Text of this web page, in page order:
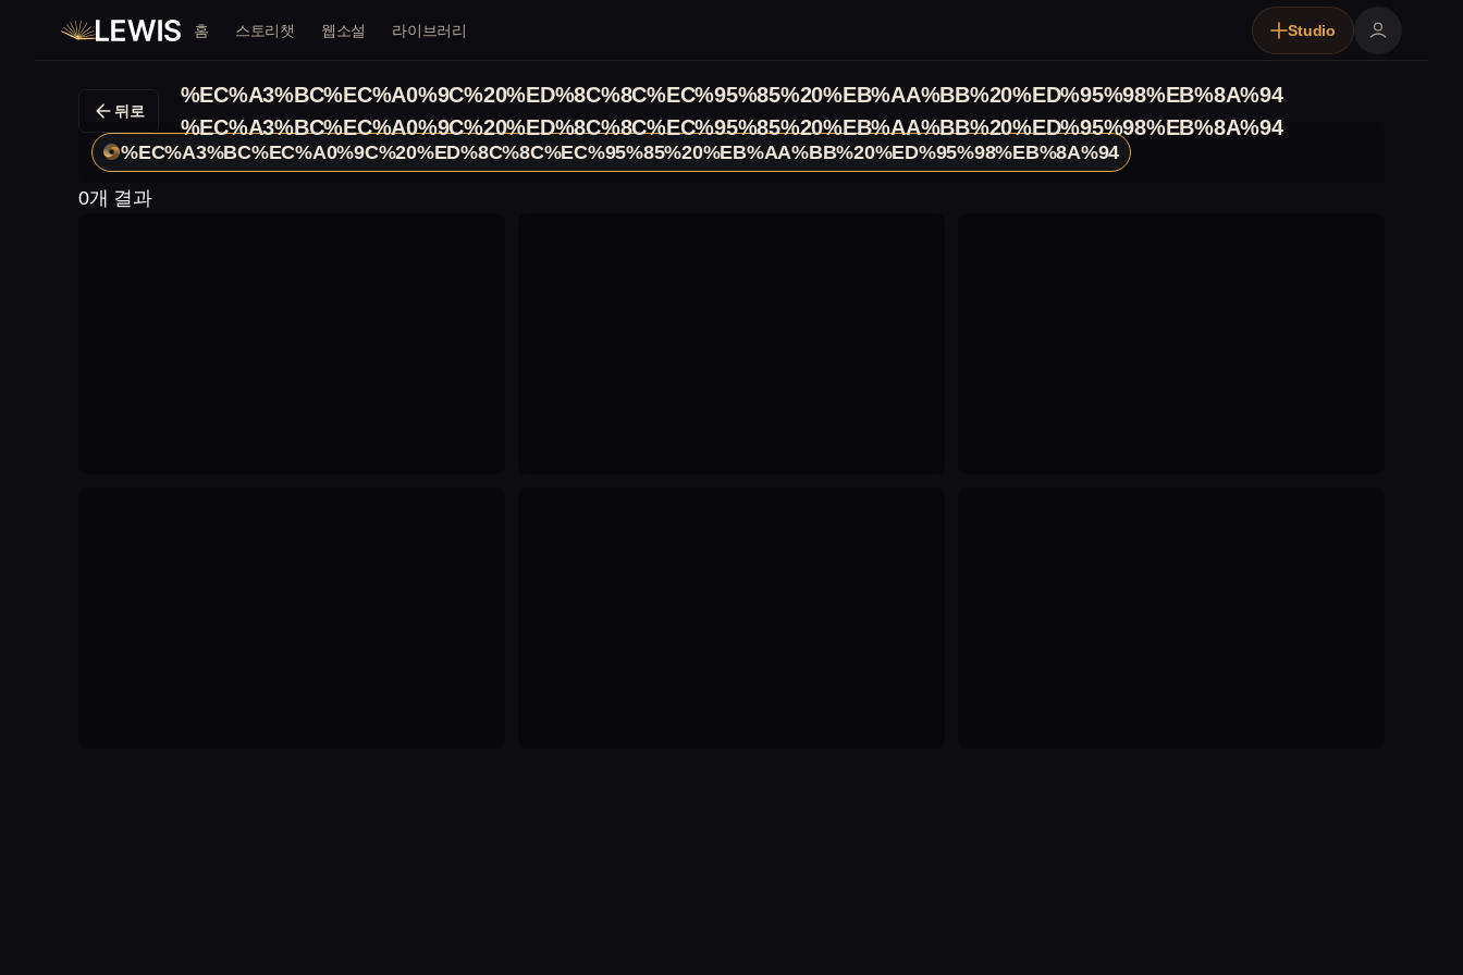
홈 스토리챗 웹소설 라이브러리 Studio
뒤로
%EC%A3%BC%EC%A0%9C%20%ED%8C%8C%EC%95%85%20%EB%AA%BB%20%ED%95%98%EB%8A%94
%EC%A3%BC%EC%A0%9C%20%ED%8C%8C%EC%95%85%20%EB%AA%BB%20%ED%95%98%EB%8A%94
%EC%A3%BC%EC%A0%9C%20%ED%8C%8C%EC%95%85%20%EB%AA%BB%20%ED%95%98%EB%8A%94
0개 결과